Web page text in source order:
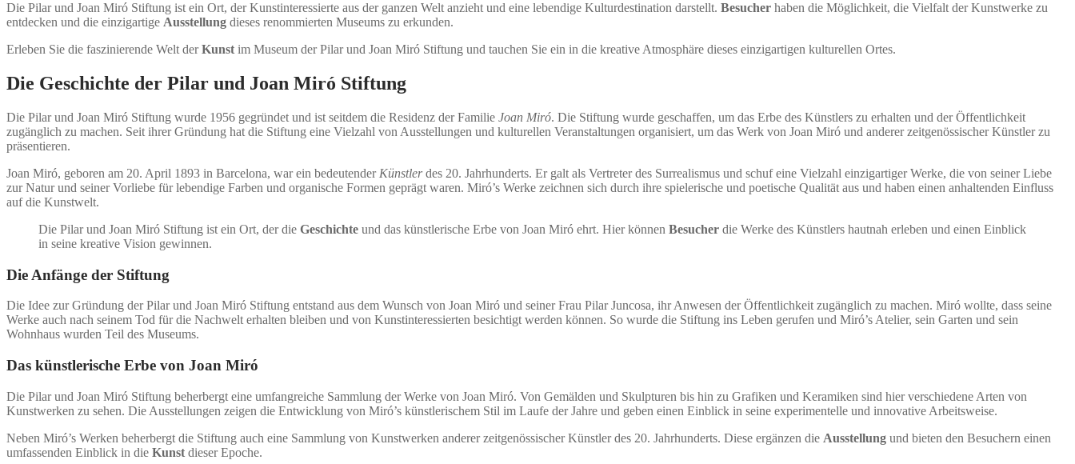
Die Pilar und Joan Miró Stiftung ist ein Ort, der Kunstinteressierte aus der ganzen Welt anzieht und eine lebendige Kulturdestination darstellt. Besucher haben die Möglichkeit, die Vielfalt der Kunstwerke zu
entdecken und die einzigartige Ausstellung dieses renommierten Museums zu erkunden.
Erleben Sie die faszinierende Welt derKunst im Museum der Pilar und Joan Miró Stiftung und tauchen Sie ein in die kreative Atmosphäre dieses einzigartigen kulturellen Ortes.
Die Geschichte der Pilar und Joan Miró Stiftung
Die Pilar und Joan Miró Stiftung wurde 1956 gegründet und ist seitdem die Residenz der Familie Joan Miró. Die Stiftung wurde geschaffen, um das Erbe des Künstlers zu erhalten und der Öffentlichkeit
zugänglich zu machen. Seit ihrer Gründung hat die Stiftung eine Vielzahl von Ausstellungen und kulturellen Veranstaltungen organisiert, um das Werk von Joan Miró und anderer zeitgenössischer Künstler zu
präsentieren.
Joan Miró, geboren am 20. April 1893 in Barcelona, war ein bedeutender Künstlerdes 20. Jahrhunderts. Er galt als Vertreter des Surrealismus und schuf eine Vielzahl einzigartiger Werke, die von seiner Liebe
zur Natur und seiner Vorliebe für lebendige Farben und organische Formen geprägt waren. Miró’s Werke zeichnen sich durch ihre spielerische und poetische Qualität aus und haben einen anhaltenden Einfluss
auf die Kunstwelt.
Die Pilar und Joan Miró Stiftung ist ein Ort, der die Geschichte und das künstlerische Erbe von Joan Miró ehrt. Hier können Besucher die Werke des Künstlers hautnah erleben und einen Einblick
in seine kreative Vision gewinnen.
Die Anfänge der Stiftung
Die Idee zur Gründung der Pilar und Joan Miró Stiftung entstand aus dem Wunsch von Joan Miró und seiner Frau Pilar Juncosa, ihr Anwesen der Öffentlichkeit zugänglich zu machen. Miró wollte, dass seine
Werke auch nach seinem Tod für die Nachwelt erhalten bleiben und von Kunstinteressierten besichtigt werden können. So wurde die Stiftung ins Leben gerufen und Miró’s Atelier, sein Garten und sein
Wohnhaus wurden Teil des Museums.
Das künstlerische Erbe von Joan Miró
Die Pilar und Joan Miró Stiftung beherbergt eine umfangreiche Sammlung der Werke von Joan Miró. Von Gemälden und Skulpturen bis hin zu Grafiken und Keramiken sind hier verschiedene Arten von
Kunstwerken zu sehen. Die Ausstellungen zeigen die Entwicklung von Miró’s künstlerischem Stil im Laufe der Jahre und geben einen Einblick in seine experimentelle und innovative Arbeitsweise.
Neben Miró’s Werken beherbergt die Stiftung auch eine Sammlung von Kunstwerken anderer zeitgenössischer Künstler des 20. Jahrhunderts. Diese ergänzen die Ausstellung und bieten den Besuchern einen
umfassenden Einblick in die Kunst dieser Epoche.